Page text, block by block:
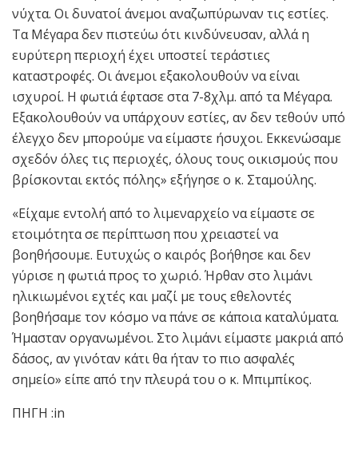
νύχτα. Οι δυνατοί άνεμοι αναζωπύρωναν τις εστίες.
Τα Μέγαρα δεν πιστεύω ότι κινδύνευσαν, αλλά η
ευρύτερη περιοχή έχει υποστεί τεράστιες
καταστροφές. Οι άνεμοι εξακολουθούν να είναι
ισχυροί. Η φωτιά έφτασε στα 7-8χλμ. από τα Μέγαρα.
Εξακολουθούν να υπάρχουν εστίες, αν δεν τεθούν υπό
έλεγχο δεν μπορούμε να είμαστε ήσυχοι. Εκκενώσαμε
σχεδόν όλες τις περιοχές, όλους τους οικισμούς που
βρίσκονται εκτός πόλης» εξήγησε ο κ. Σταμούλης.
«Είχαμε εντολή από το λιμεναρχείο να είμαστε σε
ετοιμότητα σε περίπτωση που χρειαστεί να
βοηθήσουμε. Ευτυχώς ο καιρός βοήθησε και δεν
γύρισε η φωτιά προς το χωριό. Ήρθαν στο λιμάνι
ηλικιωμένοι εχτές και μαζί με τους εθελοντές
βοηθήσαμε τον κόσμο να πάνε σε κάποια καταλύματα.
Ήμασταν οργανωμένοι. Στο λιμάνι είμαστε μακριά από
δάσος, αν γινόταν κάτι θα ήταν το πιο ασφαλές
σημείο» είπε από την πλευρά του ο κ. Μπιμπίκος.
ΠΗΓΗ :in